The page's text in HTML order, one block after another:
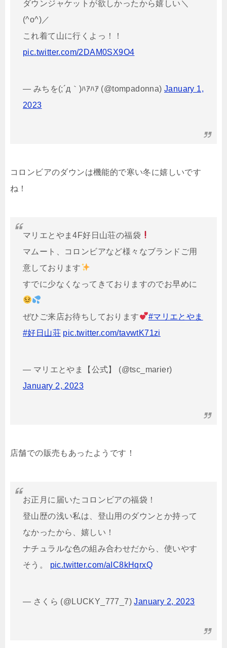
ダウンジャケットが欲しかったから嬉しい＼
(^o^)／
これ着て山に行くよっ！！
pic.twitter.com/2DAM0SX9O4
— みちを(;´д｀)ﾊｱﾊｱ (@tompadonna) January 1,
2023
コロンビアのダウンは機能的で寒い冬に嬉しいです
ね！
マリエとやま4F好日山荘の福袋
マムート、コロンビアなど様々なブランドご用
意しております
すでに少なくなってきておりますのでお早めに
ぜひご来店お待ちしております
#マリエとやま
#好日山荘 pic.twitter.com/tavwtK71zi
— マリエとやま【公式】 (@tsc_marier)
January 2, 2023
店舗での販売もあったようです！
お正月に届いたコロンビアの福袋！
登山歴の浅い私は、登山用のダウンとか持って
なかったから、嬉しい！
ナチュラルな色の組み合わせだから、使いやす
そう。 pic.twitter.com/aIC8kHqrxQ
— さくら (@LUCKY_777_7)January 2, 2023